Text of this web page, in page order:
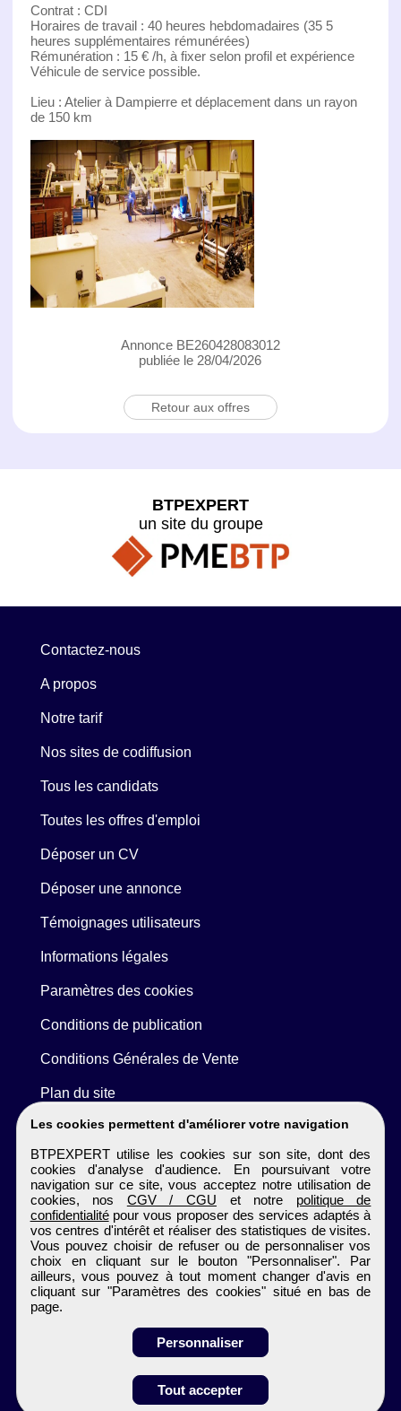
Candidature spontanée
Contrat : CDI
Horaires de travail : 40 heures hebdomadaires (35 5
heures supplémentaires rémunérées)
Rémunération : 15 € /h, à fixer selon profil et expérience
Véhicule de service possible.
Lieu : Atelier à Dampierre et déplacement dans un rayon
de 150 km
Annonce BE260428083012
publiée le 28/04/2026
Retour aux offres
Les cookies permettent d'améliorer votre navigation
BTPEXPERT utilise les cookies sur son site, dont des
cookies d'analyse d'audience. En poursuivant votre
navigation sur ce site, vous acceptez notre utilisation de
cookies, nos CGV / CGU et notre politique de
confidentialitépour vous proposer des services adaptés à
vos centres d'intérêt et réaliser des statistiques de visites.
Vous pouvez choisir de refuser ou de personnaliser vos
choix en cliquant sur le bouton "Personnaliser". Par
ailleurs, vous pouvez à tout moment changer d'avis en
cliquant sur "Paramètres des cookies" situé en bas de
page.
Personnaliser
Tout accepter
BTPEXPERT
un site du groupe
Contactez-nous
A propos
Notre tarif
Nos sites de codiffusion
Tous les candidats
Toutes les offres d'emploi
Déposer un CV
Déposer une annonce
Témoignages utilisateurs
Informations légales
Paramètres des cookies
Conditions de publication
Conditions Générales de Vente
Plan du site
BTPEXPERT